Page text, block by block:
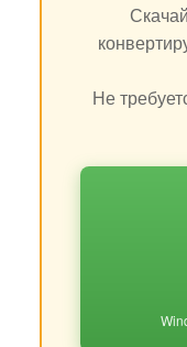
Не